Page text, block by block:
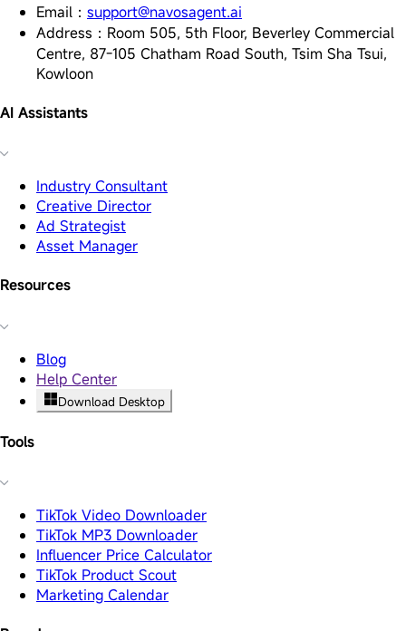
Email ： support@navosagent.ai
Address ： Room 505, 5th Floor, Beverley Commercial
Centre, 87-105 Chatham Road South, Tsim Sha Tsui,
Kowloon
AI Assistants
Industry Consultant
Creative Director
Ad Strategist
Asset Manager
Resources
Blog
Help Center
Download Desktop
Tools
TikTok Video Downloader
TikTok MP3 Downloader
Influencer Price Calculator
TikTok Product Scout
Marketing Calendar